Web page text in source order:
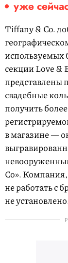
уже
Tiffany & Co.
используемых
секции Love &
представлены
свадебные
получить
в магазине —
Co». Компания,
не работать с
не